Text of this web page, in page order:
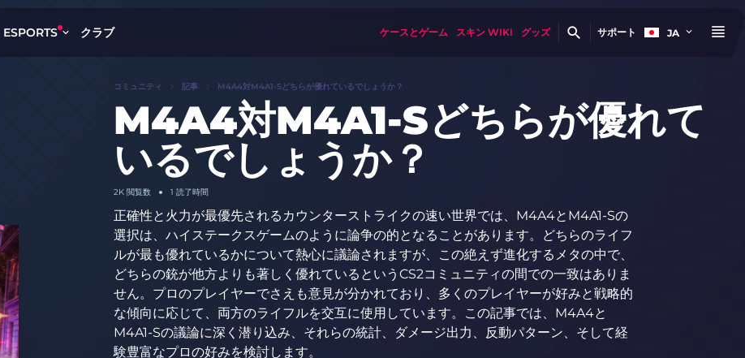
ESPORTS クラブ ケースとゲーム スキン WIKI グッズ サポート JA
コミュニティ 記事 M4A4対M4A1-Sどちらが優れているでしょうか？
M4A4対M4A1-Sどちらが優れて
いるでしょうか？
2K閲覧数 1 読了時間
正確性と火力が最優先されるカウンターストライクの速い世界では、M4A4とM4A1-Sの
選択は、ハイステークスゲームのように論争の的となることがあります。どちらのライフ
ルが最も優れているかについて熱心に議論されますが、この絶えず進化するメタの中で、
どちらの銃が他方よりも著しく優れているというCS2コミュニティの間での一致はありま
せん。プロのプレイヤーでさえも意見が分かれており、多くのプレイヤーが好みと戦略的
な傾向に応じて、両方のライフルを交互に使用しています。この記事では、M4A4と
M4A1-Sの議論に深く潜り込み、それらの統計、ダメージ出力、反動パターン、そして経
験豊富なプロの好みを検討します。